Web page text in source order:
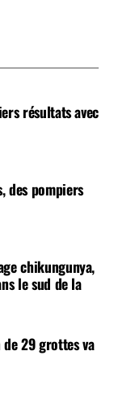
résultats avec
des pompiers
chikungunya,
le sud de la
29 grottes va